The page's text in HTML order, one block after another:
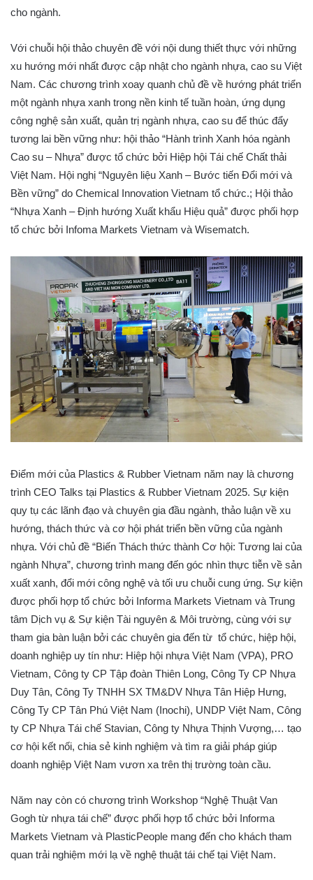
cho ngành.
Với chuỗi hội thảo chuyên đề với nội dung thiết thực với những
xu hướng mới nhất được cập nhật cho ngành nhựa, cao su Việt
Nam. Các chương trình xoay quanh chủ đề về hướng phát triển
một ngành nhựa xanh trong nền kinh tế tuần hoàn, ứng dụng
công nghệ sản xuất, quản trị ngành nhựa, cao su để thúc đẩy
tương lai bền vững như: hội thảo “Hành trình Xanh hóa ngành
Cao su – Nhựa” được tổ chức bởi Hiệp hội Tái chế Chất thải
Việt Nam. Hội nghị “Nguyên liệu Xanh – Bước tiến Đổi mới và
Bền vững” do Chemical Innovation Vietnam tổ chức.; Hội thảo
“Nhựa Xanh – Định hướng Xuất khẩu Hiệu quả” được phối hợp
tổ chức bởi Infoma Markets Vietnam và Wisematch.
Điểm mới của Plastics & Rubber Vietnam năm nay là chương
trình CEO Talks tại Plastics & Rubber Vietnam 2025. Sự kiện
quy tụ các lãnh đạo và chuyên gia đầu ngành, thảo luận về xu
hướng, thách thức và cơ hội phát triển bền vững của ngành
nhựa. Với chủ đề “Biến Thách thức thành Cơ hội: Tương lai của
ngành Nhựa”, chương trình mang đến góc nhìn thực tiễn về sản
xuất xanh, đổi mới công nghệ và tối ưu chuỗi cung ứng. Sự kiện
được phối hợp tổ chức bởi Informa Markets Vietnam và Trung
tâm Dịch vụ & Sự kiện Tài nguyên & Môi trường, cùng với sự
tham gia bàn luận bởi các chuyên gia đến từ tổ chức, hiệp hội,
doanh nghiệp uy tín như: Hiệp hội nhựa Việt Nam (VPA), PRO
Vietnam, Công ty CP Tập đoàn Thiên Long, Công Ty CP Nhựa
Duy Tân, Công Ty TNHH SX TM&DV Nhựa Tân Hiệp Hưng,
Công Ty CP Tân Phú Việt Nam (Inochi), UNDP Việt Nam, Công
ty CP Nhựa Tái chế Stavian, Công ty Nhựa Thịnh Vượng,… tạo
cơ hội kết nối, chia sẻ kinh nghiệm và tìm ra giải pháp giúp
doanh nghiệp Việt Nam vươn xa trên thị trường toàn cầu.
Năm nay còn có chương trình Workshop “Nghệ Thuật Van
Gogh từ nhựa tái chế” được phối hợp tổ chức bởi Informa
Markets Vietnam và PlasticPeople mang đến cho khách tham
quan trải nghiệm mới lạ về nghệ thuật tái chế tại Việt Nam.